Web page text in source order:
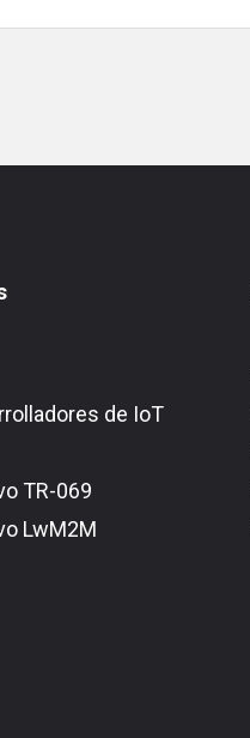
de IoT
TR-069
LwM2M